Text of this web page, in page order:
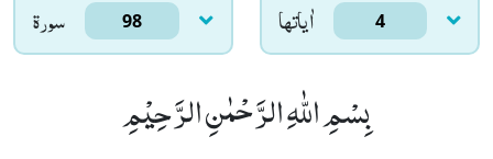
سورۃ 98 اٰياتها 4
بِسْمِ اللّٰهِ الرَّحْمٰنِ الرَّحِیْمِ